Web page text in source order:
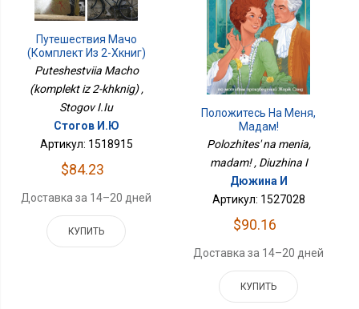
Путешествия Мачо
(комплект Из 2-Хкниг)
Puteshestviia Macho
(komplekt iz 2-khknig) ,
Stogov I.Iu
Стогов И.Ю
Артикул: 1518915
$84.23
Доставка за 14–20 дней
КУПИТЬ
Положитесь На Меня,
Мадам!
Polozhites' na menia,
madam! , Diuzhina I
Дюжина И
Артикул: 1527028
$90.16
Доставка за 14–20 дней
КУПИТЬ